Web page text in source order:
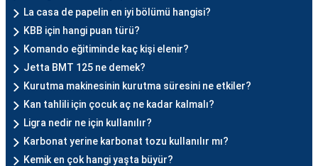
La casa de papelin en iyi bölümü hangisi?
KBB için hangi puan türü?
Komando eğitiminde kaç kişi elenir?
Jetta BMT 125 ne demek?
Kurutma makinesinin kurutma süresini ne etkiler?
Kan tahlili için çocuk aç ne kadar kalmalı?
Ligra nedir ne için kullanılır?
Karbonat yerine karbonat tozu kullanılır mı?
Kemik en çok hangi yaşta büyür?